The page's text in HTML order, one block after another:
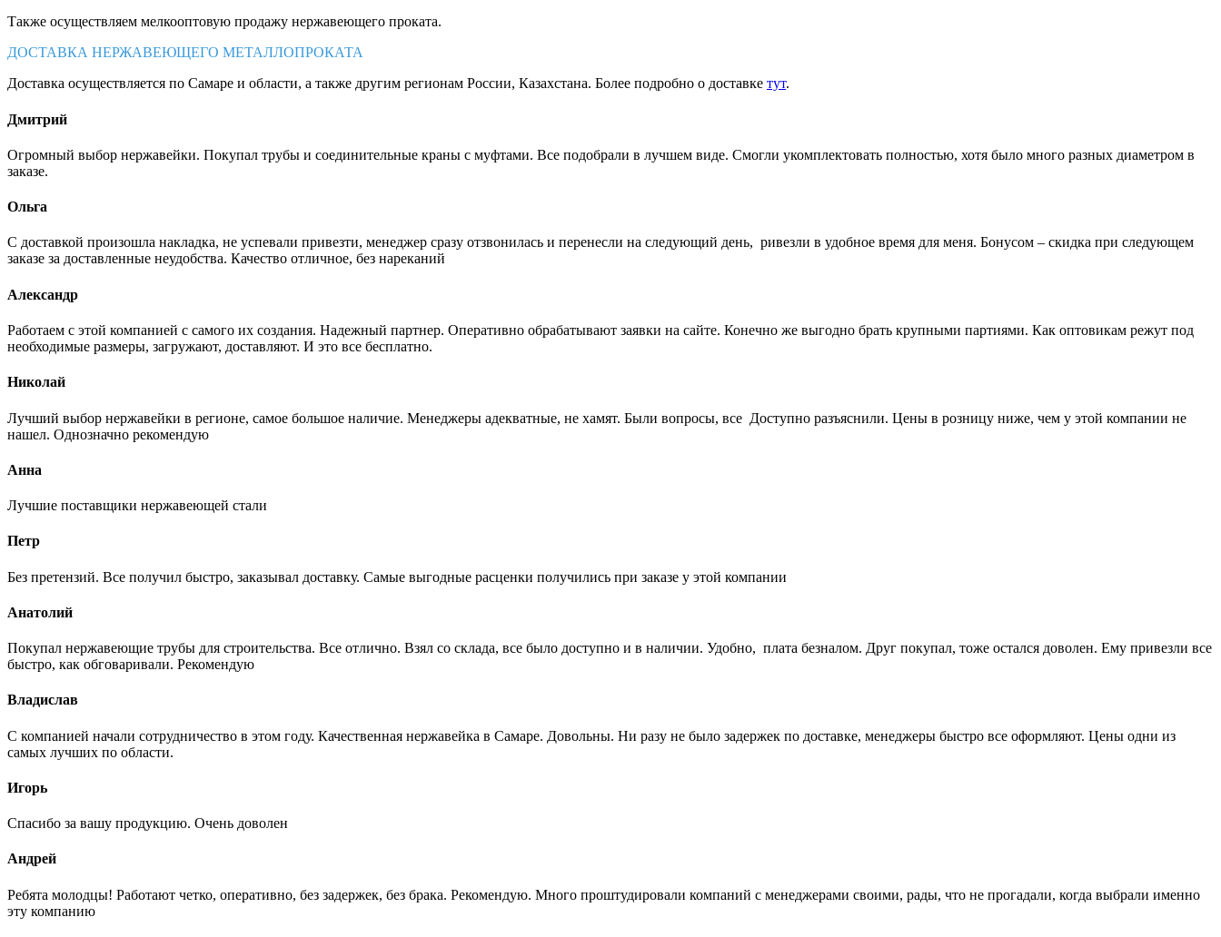
Также осуществляем мелкооптовую продажу нержавеющего проката.
ДОСТАВКА НЕРЖАВЕЮЩЕГО МЕТАЛЛОПРОКАТА
Доставка осуществляется по Самаре и области, а также другим регионам России, Казахстана. Более подробно о доставке тут.
Дмитрий
Огромный выбор нержавейки. Покупал трубы и соединительные краны с муфтами. Все подобрали в лучшем виде. Смогли укомплектовать полностью, хотя было много разных диаметром в
заказе.
Ольга
С доставкой произошла накладка, не успевали привезти, менеджер сразу отзвонилась и перенесли на следующий день, ривезли в удобное время для меня. Бонусом – скидка при следующем
заказе за доставленные неудобства. Качество отличное, без нареканий
Александр
Работаем с этой компанией с самого их создания. Надежный партнер. Оперативно обрабатывают заявки на сайте. Конечно же выгодно брать крупными партиями. Как оптовикам режут под
необходимые размеры, загружают, доставляют. И это все бесплатно.
Николай
Лучший выбор нержавейки в регионе, самое большое наличие. Менеджеры адекватные, не хамят. Были вопросы, все Доступно разъяснили. Цены в розницу ниже, чем у этой компании не
нашел. Однозначно рекомендую
Анна
Лучшие поставщики нержавеющей стали
Петр
Без претензий. Все получил быстро, заказывал доставку. Самые выгодные расценки получились при заказе у этой компании
Анатолий
Покупал нержавеющие трубы для строительства. Все отлично. Взял со склада, все было доступно и в наличии. Удобно, плата безналом. Друг покупал, тоже остался доволен. Ему привезли все
быстро, как обговаривали. Рекомендую
Владислав
С компанией начали сотрудничество в этом году. Качественная нержавейка в Самаре. Довольны. Ни разу не было задержек по доставке, менеджеры быстро все оформляют. Цены одни из
самых лучших по области.
Игорь
Спасибо за вашу продукцию. Очень доволен
Андрей
Ребята молодцы! Работают четко, оперативно, без задержек, без брака. Рекомендую. Много проштудировали компаний с менеджерами своими, рады, что не прогадали, когда выбрали именно
эту компанию